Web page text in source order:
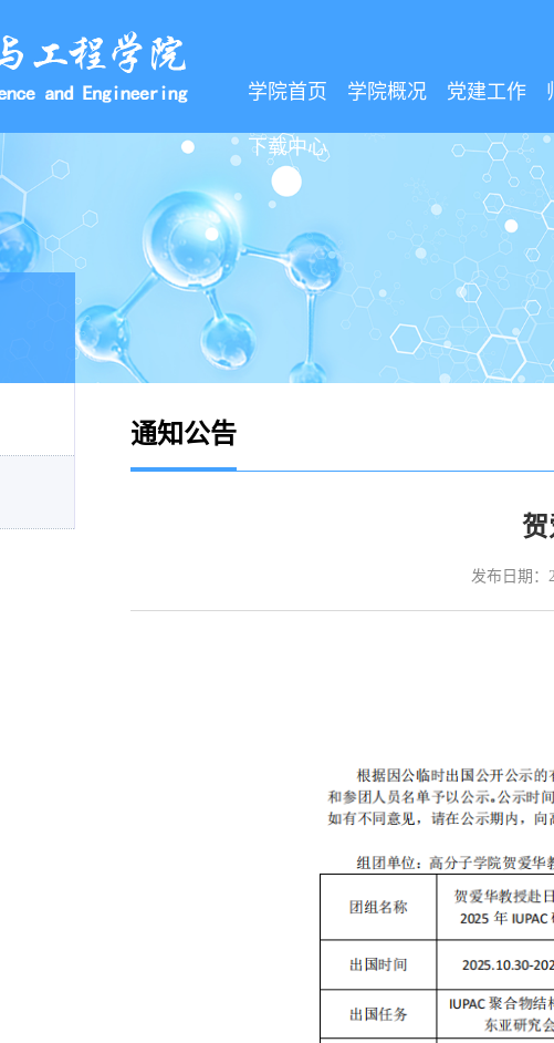
学院首页 学院概况 党建工作
下载中心
通知公告
贺
发布日期：